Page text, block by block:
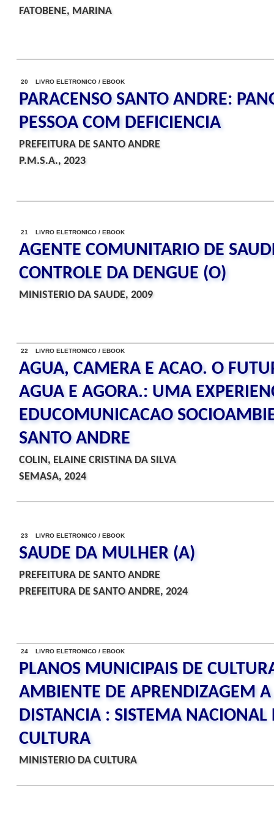
FATOBENE, MARINA
20 LIVRO ELETRONICO / EBOOK
PARACENSO SANTO ANDRE:
PESSOA COM DEFICIENCIA
PREFEITURA DE SANTO ANDRE
P.M.S.A., 2023
21 LIVRO ELETRONICO / EBOOK
AGENTE COMUNITARIO DE
CONTROLE DA DENGUE (O)
MINISTERIO DA SAUDE, 2009
22 LIVRO ELETRONICO / EBOOK
AGUA, CAMERA E ACAO. O
AGUA E AGORA.: UMA
EDUCOMUNICACAO
SANTO ANDRE
COLIN, ELAINE CRISTINA DA SILVA
SEMASA, 2024
23 LIVRO ELETRONICO / EBOOK
SAUDE DA MULHER (A)
PREFEITURA DE SANTO ANDRE
PREFEITURA DE SANTO ANDRE, 2024
24 LIVRO ELETRONICO / EBOOK
PLANOS MUNICIPAIS DE
AMBIENTE DE APRENDIZAGEM A
DISTANCIA : SISTEMA NACIONAL
CULTURA
MINISTERIO DA CULTURA